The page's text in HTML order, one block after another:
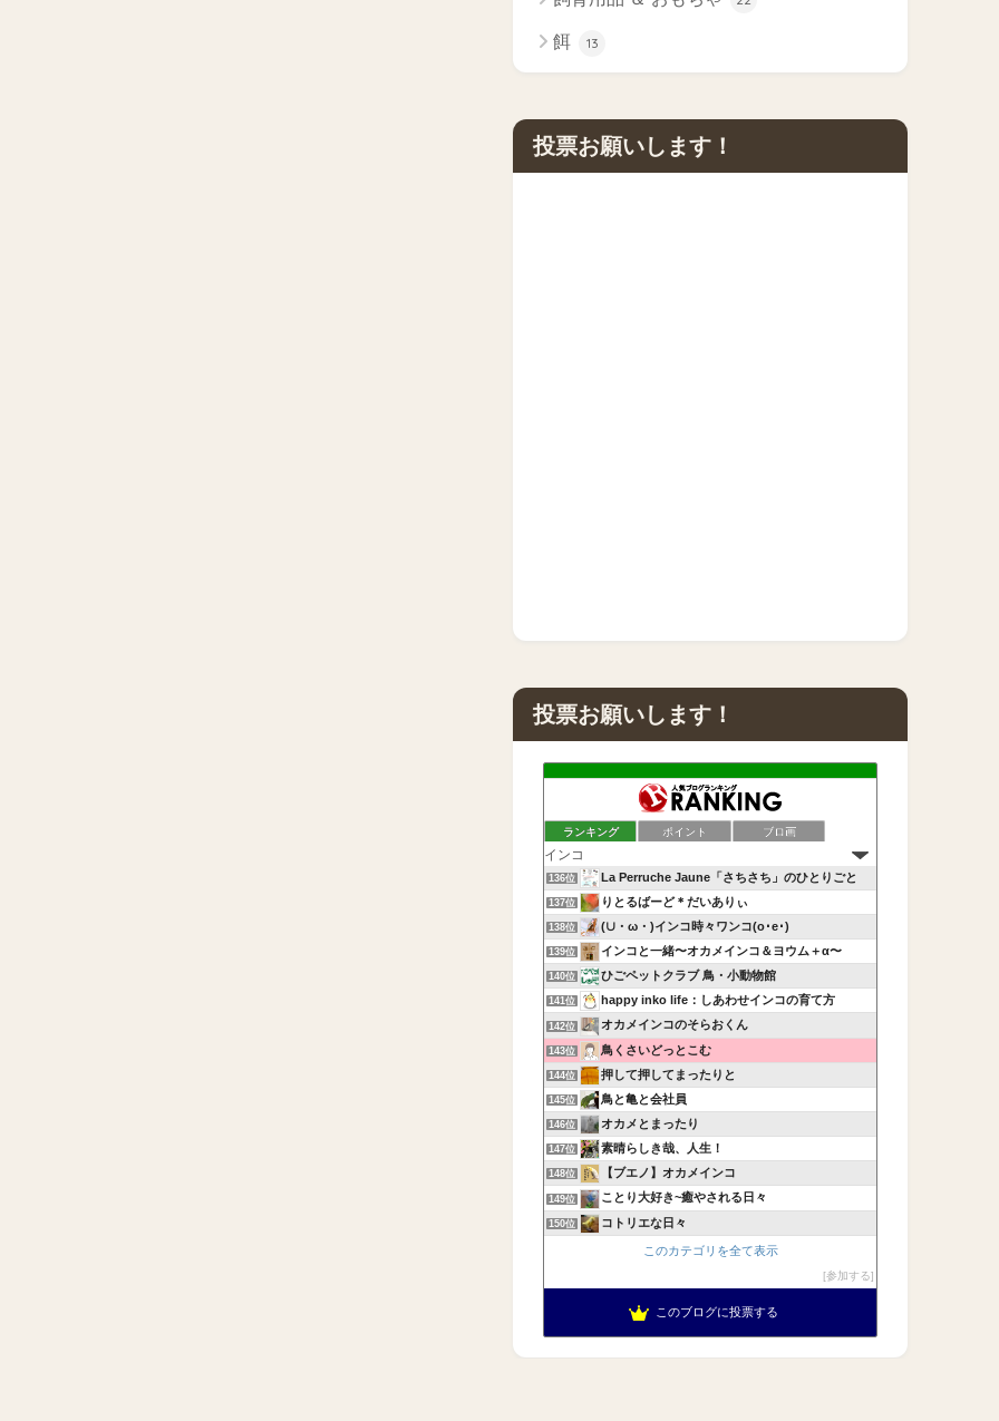
餌 13
投票お願いします！
投票お願いします！
ランキング ポイント ブロ画
136位 La Perruche Jaune「さちさち」のひとりごと
137位 りとるばーど＊だいありぃ
138位 (∪・ω・)インコ時々ワンコ(o･e･)
139位 インコと一緒〜オカメインコ＆ヨウム＋α〜
140位 ひごペットクラブ 鳥・小動物館
141位 happy inko life：しあわせインコの育て方
142位 オカメインコのそらおくん
143位 鳥くさいどっとこむ
144位 押して押してまったりと
145位 鳥と亀と会社員
146位 オカメとまったり
147位 素晴らしき哉、人生！
148位 【ブエノ】オカメインコ
149位 ことり大好き~癒やされる日々
150位 コトリエな日々
このカテゴリを全て表示
参加する
このブログに投票する